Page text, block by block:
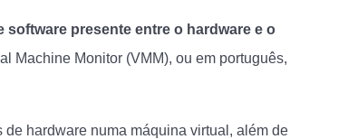
presente entre o hardware e o
Machine Monitor (VMM), ou em português,
hardware numa máquina virtual, além de